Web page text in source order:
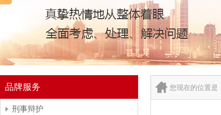
品牌服务
刑事辩护
您现在的位置是